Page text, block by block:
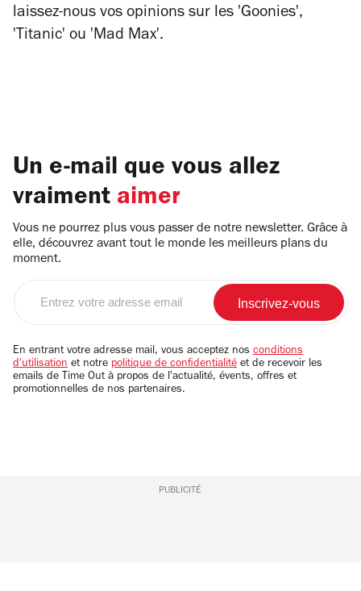
laissez-nous vos opinions sur les 'Goonies',
'Titanic' ou 'Mad Max'.
Un e-mail que vous allez
vraiment aimer
Vous ne pourrez plus vous passer de notre newsletter. Grâce à
elle, découvrez avant tout le monde les meilleurs plans du
moment.
email
En entrant votre adresse mail, vous acceptez nos conditions
d'utilisation et notre politique de confidentialité et de recevoir les
emails de Time Out à propos de l'actualité, évents, offres et
promotionnelles de nos partenaires.
PUBLICITÉ